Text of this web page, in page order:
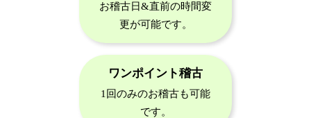
お稽古日&直前の時間変
更が可能です。
ワンポイント稽古
1回のみのお稽古も可能
です。